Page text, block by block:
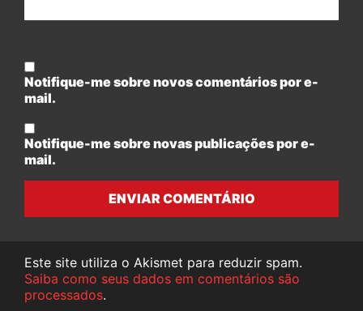
Notifique-me sobre novos comentários por e-
mail.
Notifique-me sobre novas publicações por e-
mail.
ENVIAR COMENTÁRIO
Este site utiliza o Akismet para reduzir spam.
Saiba como seus dados em comentários são
processados.